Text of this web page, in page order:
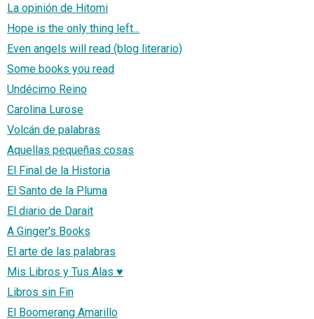
La opinión de Hitomi
Hope is the only thing left...
Even angels will read (blog literario)
Some books you read
Undécimo Reino
Carolina Lurose
Volcán de palabras
Aquellas pequeñas cosas
El Final de la Historia
El Santo de la Pluma
El diario de Darait
A Ginger's Books
El arte de las palabras
Mis Libros y Tus Alas ♥
Libros sin Fin
El Boomerang Amarillo